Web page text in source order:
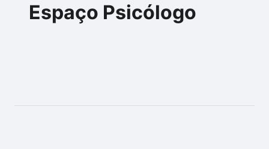
Espaço Psicólogo